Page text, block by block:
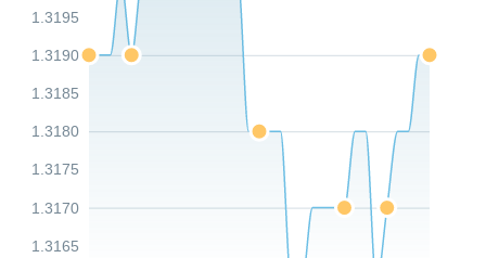
1.3165
1.3170
1.3175
1.3180
1.3185
1.3190
1.3195